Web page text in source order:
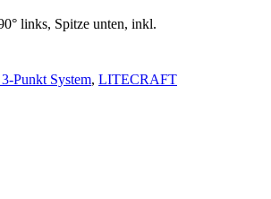
links, Spitze unten, inkl.
Punkt System, LITECRAFT